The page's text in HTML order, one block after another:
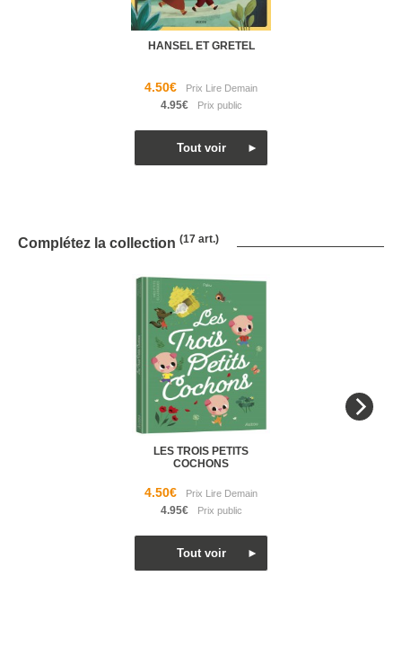
HANSEL ET GRETEL
4.50€
4.95€
Complétez la collection (17 art.)
LES TROIS PETITS
COCHONS
4.50€
4.95€